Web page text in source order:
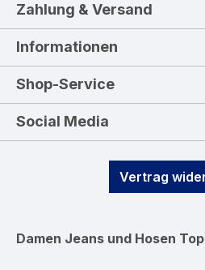
Zahlung & Versand
Informationen
Shop-Service
Social Media
Vertrag
Damen Jeans und Hosen